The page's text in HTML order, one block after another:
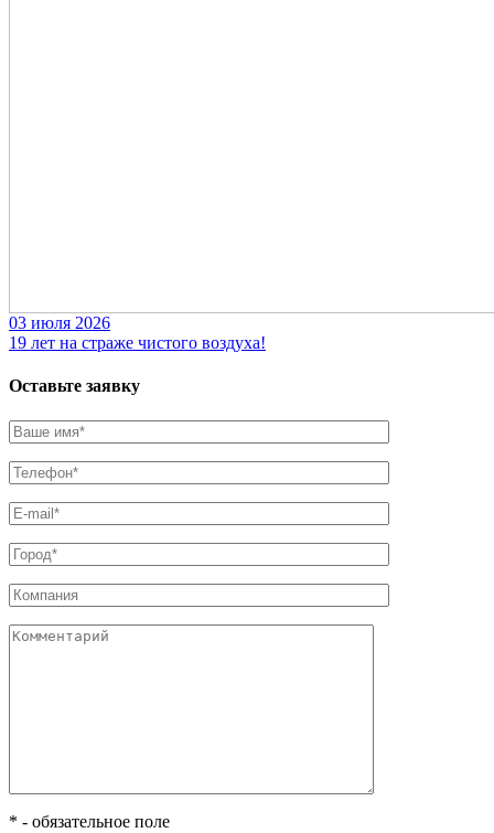
03 июля 2026
19 лет на страже чистого воздуха!
Оставьте заявку
* - обязательное поле